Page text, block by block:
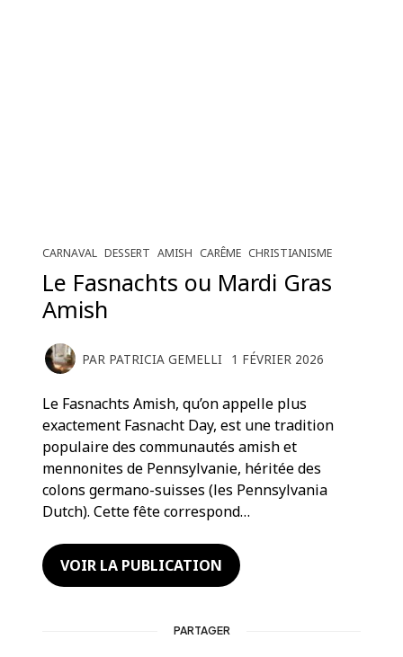
CARNAVAL DESSERT AMISH CARÊME CHRISTIANISME
Le Fasnachts ou Mardi Gras
Amish
PAR PATRICIA GEMELLI 1 FÉVRIER 2026
Le Fasnachts Amish, qu’on appelle plus
exactement Fasnacht Day, est une tradition
populaire des communautés amish et
mennonites de Pennsylvanie, héritée des
colons germano-suisses (les Pennsylvania
Dutch). Cette fête correspond…
VOIR LA PUBLICATION
PARTAGER